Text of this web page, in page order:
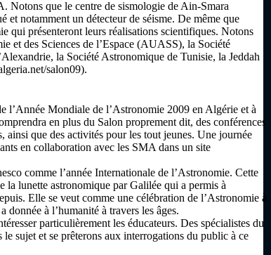
que le centre de sismologie de Ain-Smara
notamment un détecteur de séisme. De même que
qui présenteront leurs réalisations scientifiques. Notons
et des Sciences de l’Espace (AUASS), la Société
la Société Astronomique de Tunisie, la Jeddah
salon09).
l’Année Mondiale de l’Astronomie 2009 en Algérie et à
en plus du Salon proprement dit, des conférences
ainsi que des activités pour les tout jeunes. Une journée
en collaboration avec les SMA dans un site
comme l’année Internationale de l’Astronomie. Cette
la lunette astronomique par Galilée qui a permis à
Elle se veut comme une célébration de l’Astronomie à
à l’humanité à travers les âges.
particulièrement les éducateurs. Des spécialistes du
sujet et se prêterons aux interrogations du public à ce